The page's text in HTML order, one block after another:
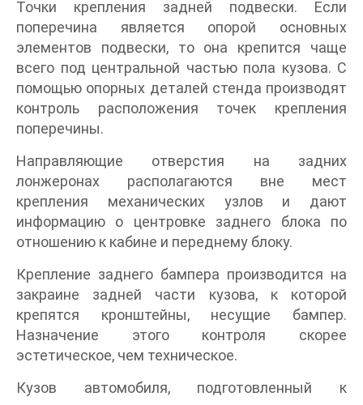
Точки крепления задней подвески. Если
поперечина является опорой основных
элементов подвески, то она крепится чаще
всего под центральной частью пола кузова. С
помощью опорных деталей стенда производят
контроль расположения точек крепления
поперечины.
Направляющие отверстия на задних
лонжеронах располагаются вне мест
крепления механических узлов и дают
информацию о центровке заднего блока по
отношению к кабине и переднему блоку.
Крепление заднего бампера производится на
закраине задней части кузова, к которой
крепятся кронштейны, несущие бампер.
Назначение этого контроля скорее
эстетическое, чем техническое.
Кузов автомобиля, подготовленный к